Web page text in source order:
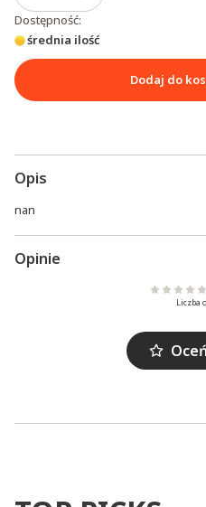
Dostępność:
średnia ilość
Dodaj do
Opis
nan
Opinie
Liczba